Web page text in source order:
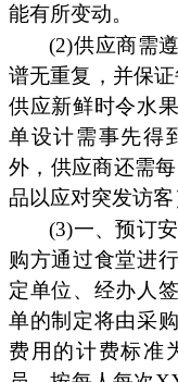
能有所变动。
(2)供应商需
谱无重复，并保
供应新鲜时令水
单设计需事先得
外，供应商还需
品以应对突发访客
(3)一、预订
购方通过食堂进
定单位、经办人
单的制定将由采
费用的计费标准